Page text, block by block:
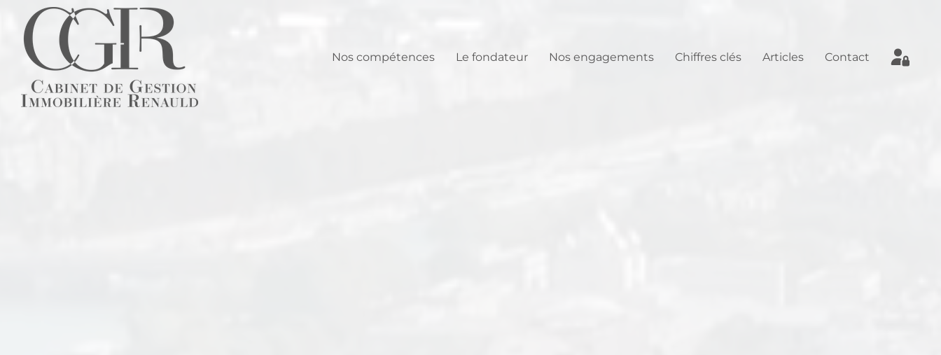
Nos compétences Le fondateur Nos engagements Chiffres clés Articles Contact